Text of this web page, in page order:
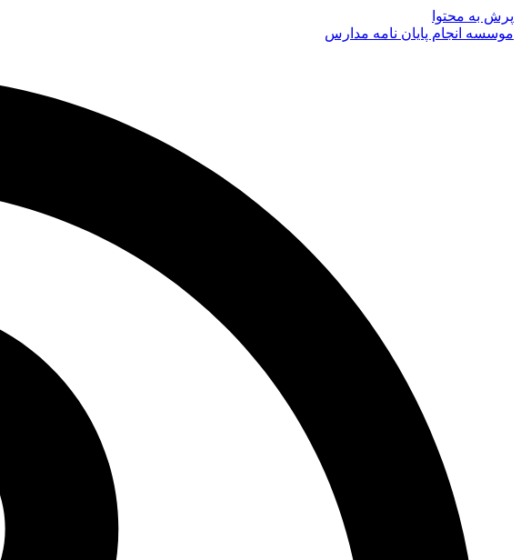
پرش به محتوا
موسسه انجام پایان نامه مدارس